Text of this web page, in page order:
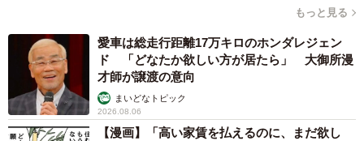
もっと見る
愛車は総走行距離17万キロのホンダレジェン
ド 「どなたか欲しい方が居たら」 大御所漫
才師が譲渡の意向
まいどなトピック
2026.08.06
【漫画】「高い家賃を払えるのに、まだ欲し